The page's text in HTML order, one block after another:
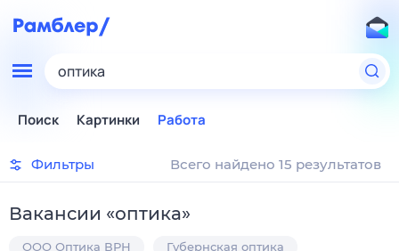
оптика
Поиск Картинки Работа
Фильтры Всего найдено 15 результатов
Вакансии «оптика»
ООО Оптика ВРН Губернская оптика